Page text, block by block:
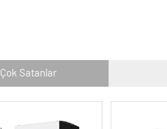
Çok Satanlar